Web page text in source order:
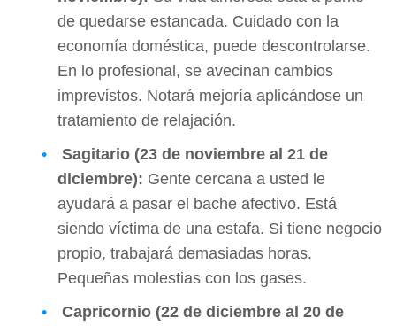
de quedarse estancada. Cuidado con la
economía doméstica, puede descontrolarse.
En lo profesional, se avecinan cambios
imprevistos. Notará mejoría aplicándose un
tratamiento de relajación.
Sagitario (23 de noviembre al 21 de
diciembre): Gente cercana a usted le
ayudará a pasar el bache afectivo. Está
siendo víctima de una estafa. Si tiene negocio
propio, trabajará demasiadas horas.
Pequeñas molestias con los gases.
Capricornio (22 de diciembre al 20 de